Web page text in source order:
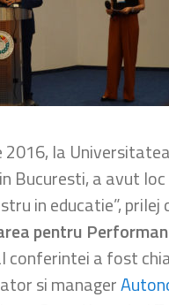
2016, la
Bucuresti, a avut
in educatie”, prilej
pentru
conferintei a fost
si manager